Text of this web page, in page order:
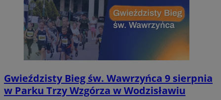
Gwieździsty Bieg św. Wawrzyńca 9 sierpnia
w Parku Trzy Wzgórza w Wodzisławiu